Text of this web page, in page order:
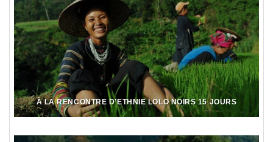
À LA RENCONTRE D’ETHNIE LOLO NOIRS 15 JOURS